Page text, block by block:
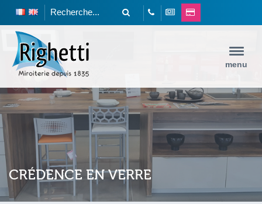
menu
CRÉDENCE EN VERRE